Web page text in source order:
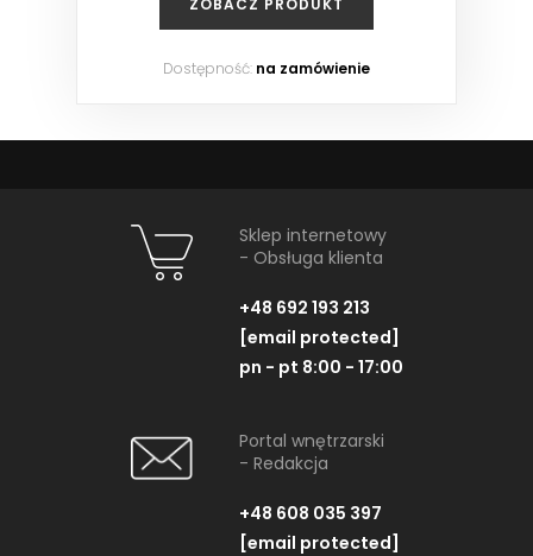
Dostępność: na zamówienie
Sklep internetowy
- Obsługa klienta
+48 692 193 213
[email protected]
pn - pt 8:00 - 17:00
Portal wnętrzarski
- Redakcja
+48 608 035 397
[email protected]